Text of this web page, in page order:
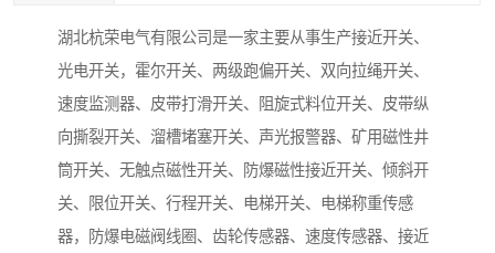
湖北杭荣电气有限公司是一家主要从事生产接近开关、
光电开关，霍尔开关、两级跑偏开关、双向拉绳开关、
速度监测器、皮带打滑开关、阻旋式料位开关、皮带纵
向撕裂开关、溜槽堵塞开关、声光报警器、矿用磁性井
筒开关、无触点磁性开关、防爆磁性接近开关、倾斜开
关、限位开关、行程开关、电梯开关、电梯称重传感
器，防爆电磁阀线圈、齿轮传感器、速度传感器、接近